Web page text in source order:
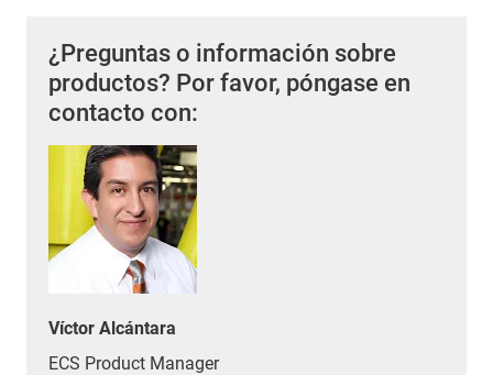
¿Preguntas o información sobre
productos? Por favor, póngase en
contacto con:
Víctor Alcántara
ECS Product Manager